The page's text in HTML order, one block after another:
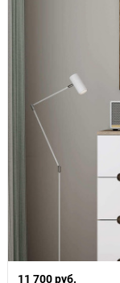
11 700 руб.